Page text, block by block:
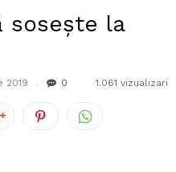
sosește la
2019 0 1.061 vizualizari